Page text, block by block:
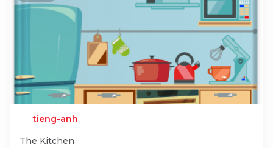
tieng-anh
The Kitchen